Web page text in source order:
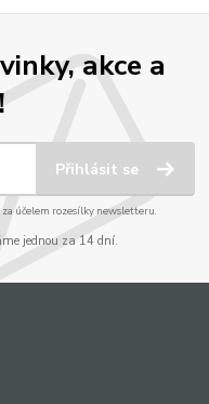
akce a
Přihlásit se
za účelem rozesílky newsletteru.
jednou za 14 dní.